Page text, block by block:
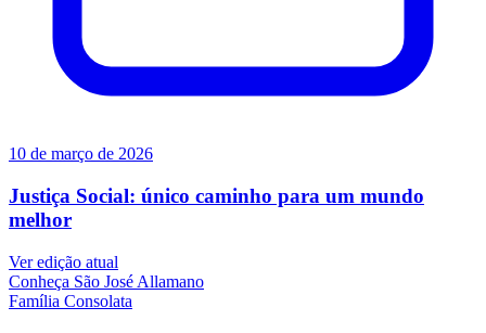
10 de março de 2026
Justiça Social: único caminho para um mundo
melhor
Ver edição atual
Conheça São José Allamano
Família Consolata